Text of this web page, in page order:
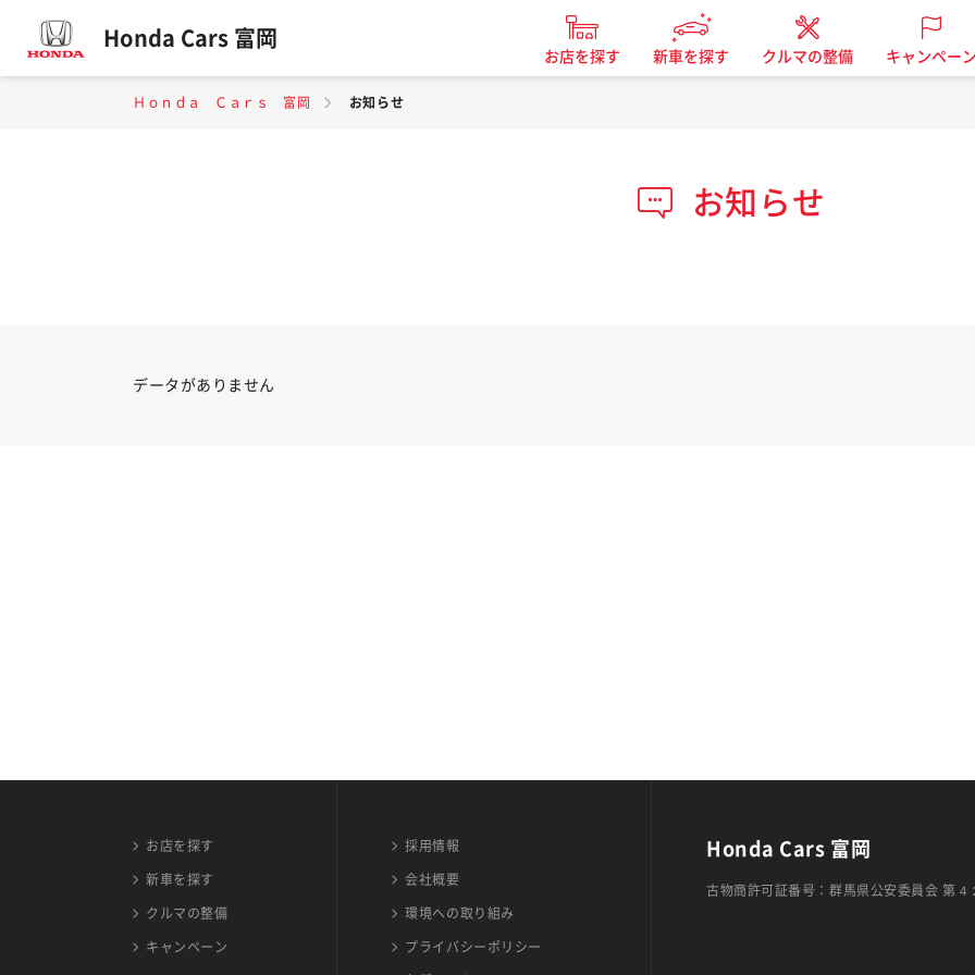
Honda Cars 富岡
お店を探す 新車を探す クルマの整備 キャンペーン
Ｈｏｎｄａ Ｃａｒｓ 富岡 お知らせ
お知らせ
データがありません
お店を探す
新車を探す
クルマの整備
キャンペーン
採用情報
会社概要
環境への取り組み
プライバシーポリシー
Honda Cars 富岡
古物商許可証番号：群馬県公安委員会 第